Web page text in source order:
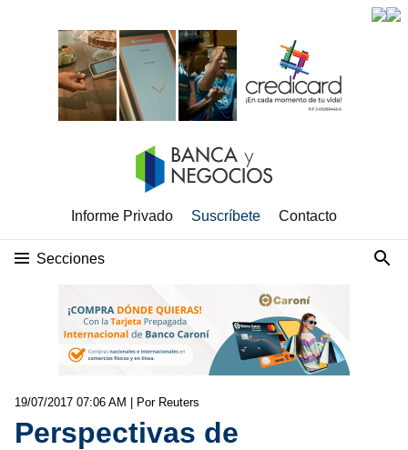
Informe Privado Suscríbete Contacto
Secciones
19/07/2017 07:06 AM | Por Reuters
Perspectivas de